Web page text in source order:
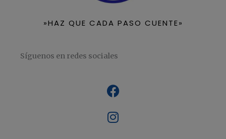
»HAZ QUE CADA PASO CUENTE»
Síguenos en redes sociales